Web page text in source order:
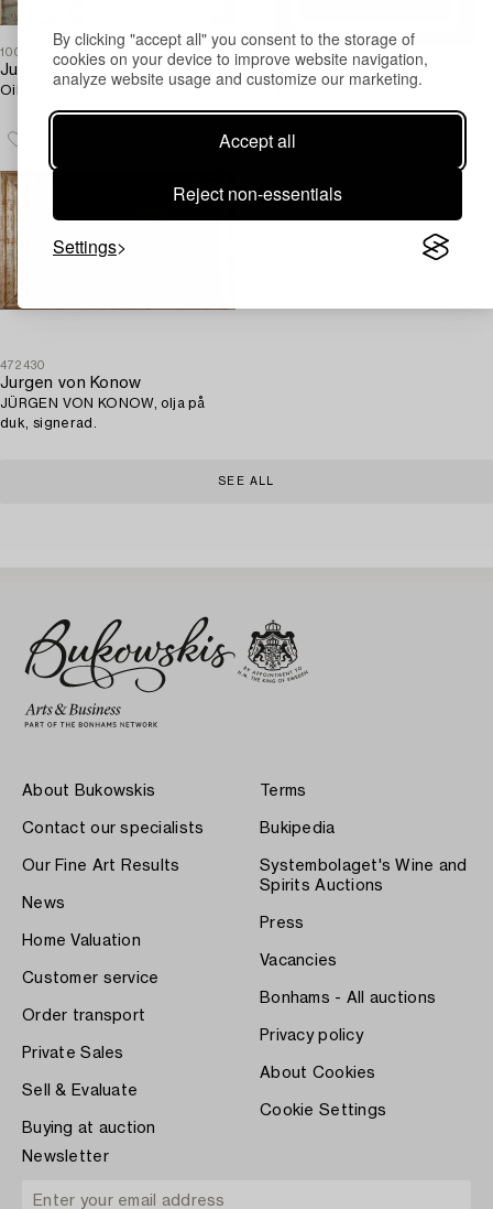
By clicking "accept all" you consent to the storage of
cookies on your device to improve website navigation,
analyze website usage and customize our marketing.
Accept all
Reject non-essentials
Settings
1007233
Jurgen von Konow
Oil on panel, signed.
Jurgen von Konow
A signed oil on canvas.
472430
Jurgen von Konow
JÜRGEN VON KONOW, olja på
duk, signerad.
SEE ALL
About Bukowskis
Contact our specialists
Our Fine Art Results
News
Home Valuation
Customer service
Order transport
Private Sales
Sell & Evaluate
Buying at auction
Terms
Bukipedia
Systembolaget's Wine and
Spirits Auctions
Press
Vacancies
Bonhams - All auctions
Privacy policy
About Cookies
Cookie Settings
Newsletter